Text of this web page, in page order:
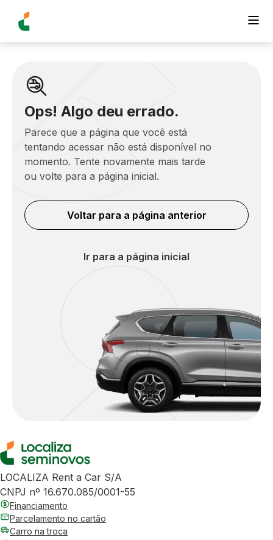
Ops! Algo deu errado.
Parece que a página que você está
tentando acessar não está disponível no
momento. Tente novamente mais tarde
ou volte para a página inicial.
Voltar para a página anterior
Ir para a página inicial
LOCALIZA Rent a Car S/A
CNPJ nº 16.670.085/0001-55
Financiamento
Parcelamento no cartão
Carro na troca